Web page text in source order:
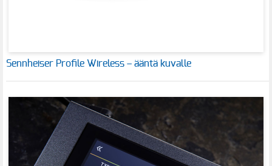
Sennheiser Profile Wireless – ääntä kuvalle